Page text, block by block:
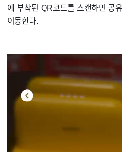
에 부착된 QR코드를 스캔하면 공
이동한다.